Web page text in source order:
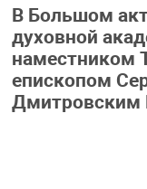
В Большом
духовной
наместником
епископом
Дмитровским